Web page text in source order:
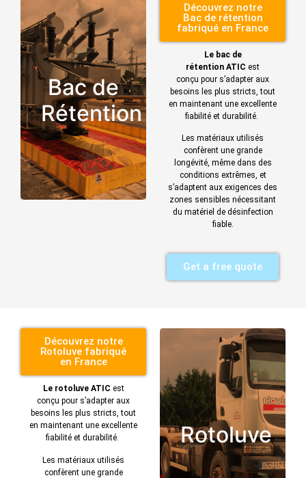
Bac de
Rétention
Découvrez notre
Bac de rétention
fabriqué en France
Le bac de
rétention ATIC est
conçu pour s’adapter aux
besoins les plus stricts, tout
en maintenant une excellente
fiabilité et durabilité.
Les matériaux utilisés
confèrent une grande
longévité, même dans des
conditions extrêmes, et
s’adaptent aux exigences des
zones sensibles nécessitant
du matériel de désinfection
fiable.
Get a free quote
Découvrez notre
Rotoluve fabriqué
en France
Le rotoluveATIC est
conçu pour s’adapter aux
besoins les plus stricts, tout
en maintenant une excellente
fiabilité et durabilité.
Les matériaux utilisés
confèrent une grande
Rotoluve